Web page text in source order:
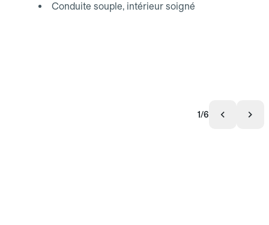
Conduite souple, intérieur soigné
1/6